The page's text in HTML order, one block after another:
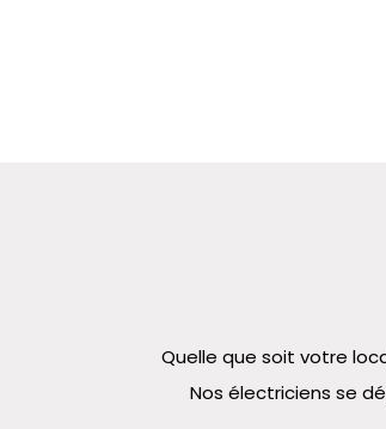
Quelle que soit votre
Nos électriciens se